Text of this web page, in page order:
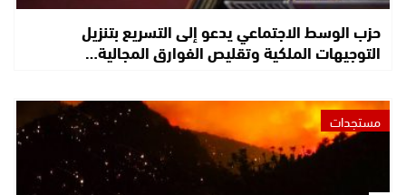
حزب الوسط الاجتماعي يدعو إلى التسريع بتنزيل
التوجيهات الملكية وتقليص الفوارق المجالية…
مستجدات